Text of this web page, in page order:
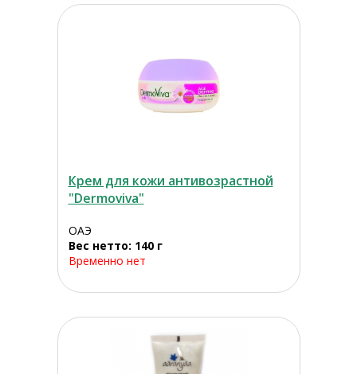
Крем для кожи антивозрастной
"Dermoviva"
ОАЭ
Вес нетто: 140 г
Временно нет